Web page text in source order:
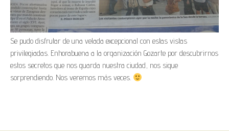
Se pudo disfrutar de una velada excepcional con estas vistas
privilegiadas. Enhorabuena a la organización Gozarte por descubrirnos
estos secretos que nos guarda nuestra ciudad, nos sigue
sorprendiendo. Nos veremos más veces.